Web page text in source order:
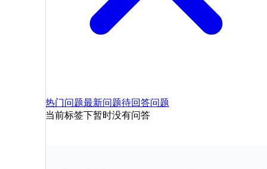
热门问题最新问题待回答问题
当前标签下暂时没有问答